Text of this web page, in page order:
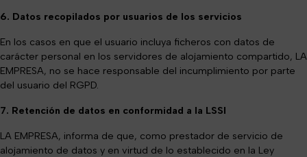
6. Datos recopilados por usuarios de los servicios
En los casos en que el usuario incluya ficheros con datos de
carácter personal en los servidores de alojamiento compartido, LA
EMPRESA, no se hace responsable del incumplimiento por parte
del usuario del RGPD.
7. Retención de datos en conformidad a la LSSI
LA EMPRESA, informa de que, como prestador de servicio de
alojamiento de datos y en virtud de lo establecido en la Ley